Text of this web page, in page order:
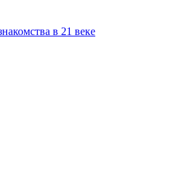
в 21 веке